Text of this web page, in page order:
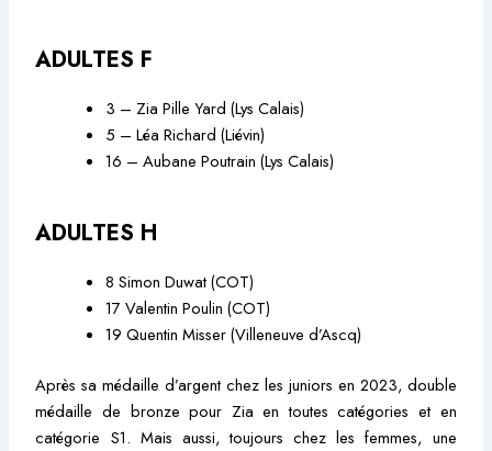
ADULTES F
3 – Zia Pille Yard (Lys Calais)
5 – Léa Richard (Liévin)
16 – Aubane Poutrain (Lys Calais)
ADULTES H
8 Simon Duwat (COT)
17 Valentin Poulin (COT)
19 Quentin Misser (Villeneuve d’Ascq)
Après sa médaille d’argent chez les juniors en 2023, double
médaille de bronze pour Zia en toutes catégories et en
catégorie S1. Mais aussi, toujours chez les femmes, une